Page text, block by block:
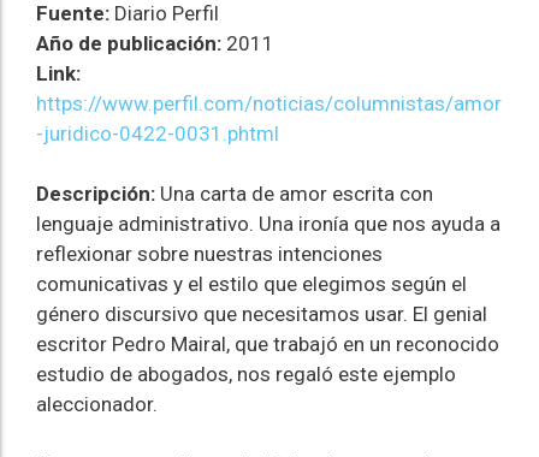
Fuente: Diario Perfil
Año de publicación: 2011
Link:
https://www.perfil.com/noticias/columnistas/amor
-juridico-0422-0031.phtml
Descripción: Una carta de amor escrita con
lenguaje administrativo. Una ironía que nos ayuda a
reflexionar sobre nuestras intenciones
comunicativas y el estilo que elegimos según el
género discursivo que necesitamos usar. El genial
escritor Pedro Mairal, que trabajó en un reconocido
estudio de abogados, nos regaló este ejemplo
aleccionador.